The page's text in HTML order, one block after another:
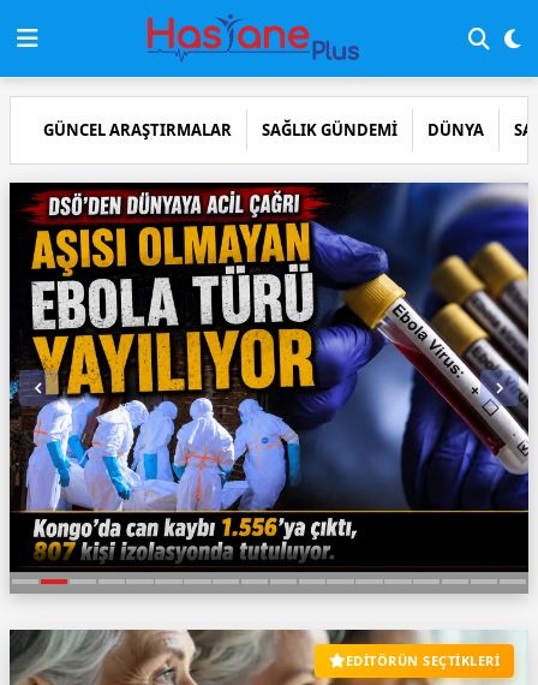
GÜNCEL ARAŞTIRMALAR SAĞLIK GÜNDEMİ DÜNYA
EDİTÖRÜN SEÇTİKLERİ